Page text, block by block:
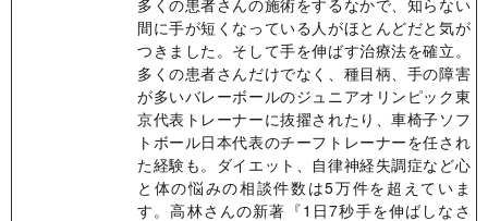
間に手が短くなっている人がほとんどだと気が
つきました。そして手を伸ばす治療法を確立。
多くの患者さんだけでなく、種目柄、手の障害
が多いバレーボールのジュニアオリンピック東
京代表トレーナーに抜擢されたり、車椅子ソフ
トボール日本代表のチーフトレーナーを任され
た経験も。ダイエット、自律神経失調症など心
と体の悩みの相談件数は5万件を超えていま
す。高林さんの新著『1日7秒手を伸ばしなさ